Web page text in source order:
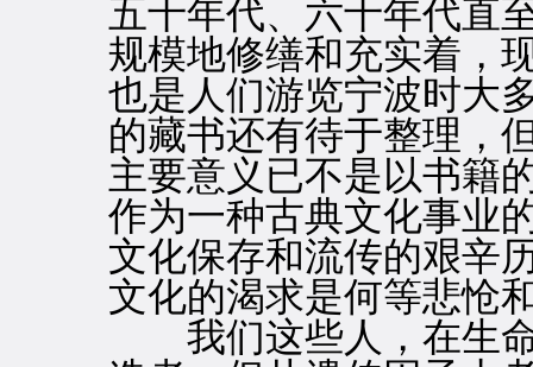
五十年代、六十年代直
规模地修缮和充实着，
也是人们游览宁波时大
的藏书还有待于整理，
主要意义已不是以书籍
作为一种古典文化事业
文化保存和流传的艰辛
文化的渴求是何等悲怆
我们这些人，在生命